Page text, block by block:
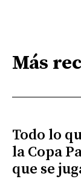
Más
Todo lo
la Copa
que se